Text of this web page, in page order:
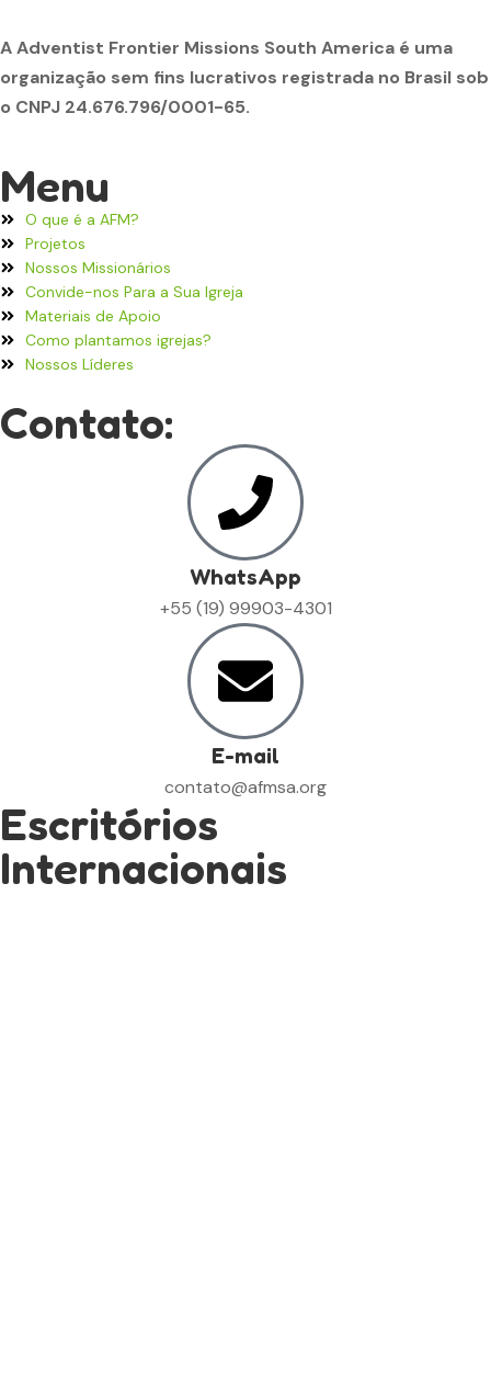
A Adventist Frontier Missions South America é uma
organização sem fins lucrativos registrada no Brasil sob
o CNPJ 24.676.796/0001-65.
Menu
O que é a AFM?
Projetos
Nossos Missionários
Convide-nos Para a Sua Igreja
Materiais de Apoio
Como plantamos igrejas?
Nossos Líderes
Contato:
WhatsApp
+55 (19) 99903-4301
E-mail
contato@afmsa.org
Escritórios
Internacionais